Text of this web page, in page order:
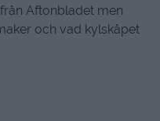
Aftonbladet men
och vad kylskåpet